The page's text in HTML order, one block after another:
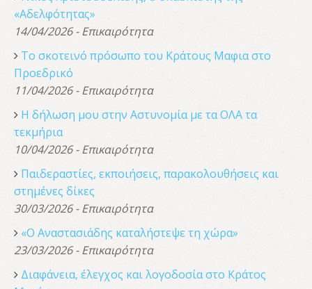
«Αδελφότητας»
14/04/2026 - Επικαιρότητα
Το σκοτεινό πρόσωπο του Κράτους Μαφια στο
Προεδρικό
11/04/2026 - Επικαιρότητα
Η δήλωση μου στην Αστυνομία με τα ΟΛΑ τα
τεκμήρια
10/04/2026 - Επικαιρότητα
Παιδεραστίες, εκποιήσεις, παρακολουθήσεις και
στημένες δίκες
30/03/2026 - Επικαιρότητα
«Ο Αναστασιάδης καταλήστεψε τη χώρα»
23/03/2026 - Επικαιρότητα
Διαφάνεια, έλεγχος και λογοδοσία στο Κράτος